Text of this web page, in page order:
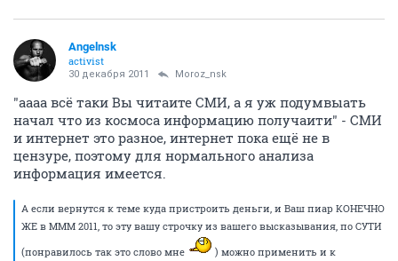
Angelnsk
activist
30 декабря 2011 Moroz_nsk
"аааа всё таки Вы читаите СМИ, а я уж подумвыать
начал что из космоса информацию получаити" - СМИ
и интернет это разное, интернет пока ещё не в
цензуре, поэтому для нормального анализа
информация имеется.
А если вернутся к теме куда пристроить деньги, и Ваш пиар КОНЕЧНО
ЖЕ в МММ 2011, то эту вашу строчку из вашего высказывания, по СУТИ
(понравилось так это слово мне
) можно применить и к